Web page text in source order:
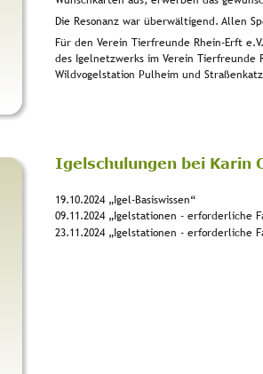
Igelschulungen bei Karin
19.10.2024 „Igel-Basiswissen“
09.11.2024 „Igelstationen - erforderliche
23.11.2024 „Igelstationen - erforderliche
Die Resonanz war überwältigend. Allen
Für den Verein Tierfreunde Rhein-Erft
des Igelnetzwerks im Verein Tierfreunde
Wildvogelstation Pulheim und